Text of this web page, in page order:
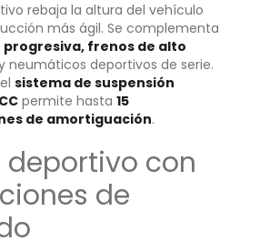
rebaja la altura del vehículo
más ágil. Se complementa
frenos de alto
neumáticos deportivos de serie.
sistema de suspensión
permite hasta 15
de amortiguación.
deportivo con
de